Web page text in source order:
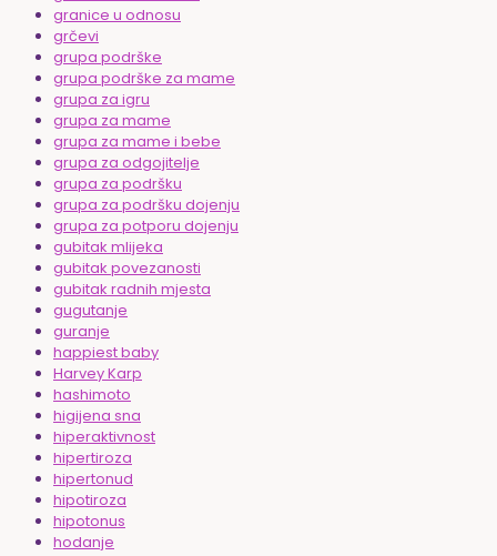
granice u odnosu
grčevi
grupa podrške
grupa podrške za mame
grupa za igru
grupa za mame
grupa za mame i bebe
grupa za odgojitelje
grupa za podršku
grupa za podršku dojenju
grupa za potporu dojenju
gubitak mlijeka
gubitak povezanosti
gubitak radnih mjesta
gugutanje
guranje
happiest baby
Harvey Karp
hashimoto
higijena sna
hiperaktivnost
hipertiroza
hipertonud
hipotiroza
hipotonus
hodanje